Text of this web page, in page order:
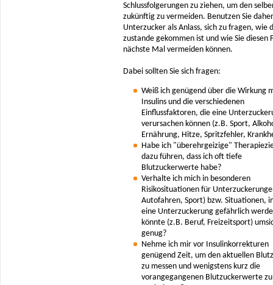
Schlussfolgerungen zu ziehen, um den
zukünftig zu vermeiden. Benutzen Sie
Unterzucker als Anlass, sich zu fragen, wie
zustande gekommen ist und wie Sie diesen
nächste Mal vermeiden können.
Dabei sollten Sie sich fragen:
Weiß ich genügend über die Wirkung
Insulins und die verschiedenen
Einflussfaktoren, die eine
verursachen können (z.B. Sport,
Ernährung, Hitze, Spritzfehler,
Habe ich "überehrgeizige"
dazu führen, dass ich oft tiefe
Blutzuckerwerte habe?
Verhalte ich mich in besonderen
Risikosituationen für
Autofahren, Sport) bzw. Situationen,
eine Unterzuckerung gefährlich
könnte (z.B. Beruf, Freizeitsport)
genug?
Nehme ich mir vor Insulinkorrekturen
genügend Zeit, um den aktuellen
zu messen und wenigstens kurz die
vorangegangenen Blutzuckerwerte zu